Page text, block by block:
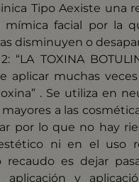
Tipo Aexiste una
mímica facial por la
disminuyen o
“LA TOXINA
aplicar muchas
. Se utiliza en
a las
por lo que no hay
ni en el uso
recaudo es dejar
aplicación y